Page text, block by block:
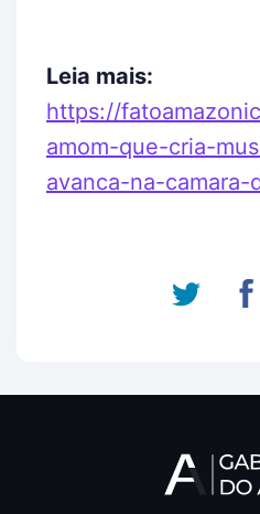
Leia mais:
https://
amom-que-cria-
avanca-na-camara-